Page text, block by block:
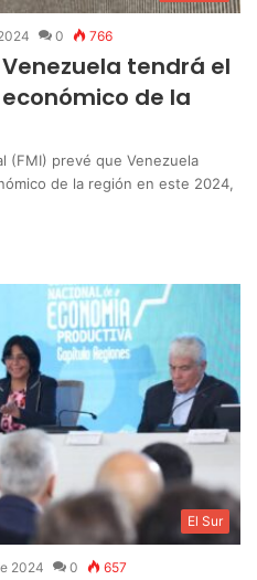
0 766
tendrá el
de la
(FMI) prevé que Venezuela
de la región en este 2024,
El Sur
2024 0 657